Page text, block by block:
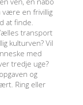
være en frivillig
at finde.
transport
kulturven? Vil
med
tredje uge?
og
Ring eller